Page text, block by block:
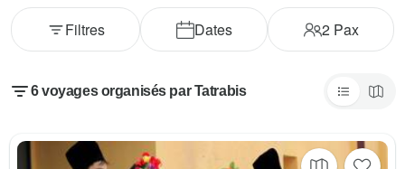
Dates 2Pax
Filtres
6 voyages organisés par Tatrabis